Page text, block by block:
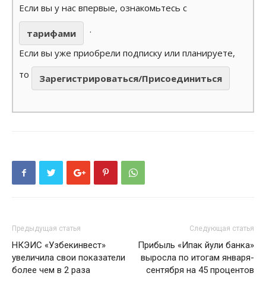
Если вы у нас впервые, ознакомьтесь с
тарифами
.
Если вы уже приобрели подписку или планируете,
то
Зарегистрироваться/Присоединиться
Предыдущая статья
НКЭИС «Узбекинвест»
увеличила свои показатели
более чем в 2 раза
Следующая статья
Прибыль «Ипак йули банка»
выросла по итогам января-
сентября на 45 процентов